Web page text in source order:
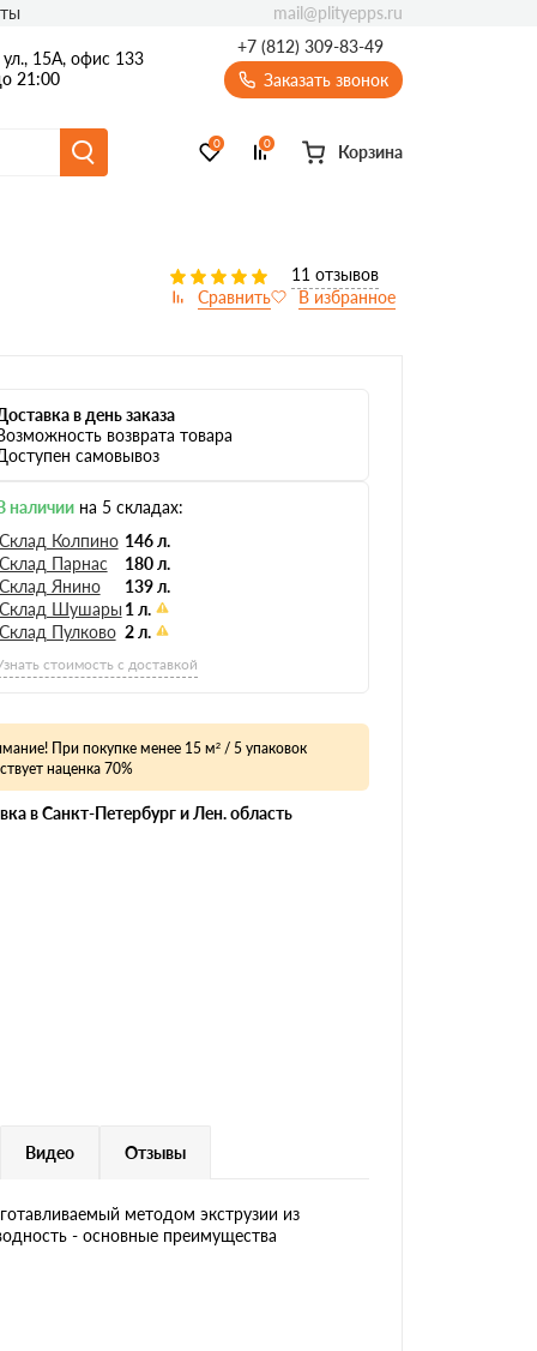
15А, офис 133
21:00
+7 (812) 309-83-49
Заказать звонок
0 0 Корзина
mail@plityepps.ru
11 отзывов
в день заказа
возврата товара
самовывоз
наличиина 5 складах:
Колпино 146 л.
Парнас
180 л.
Янино
139 л.
Шушары 1 л.
Пулково 2 л.
стоимость с доставкой
При покупке менее 15 м² / 5 упаковок
наценка 70%
в Санкт-Петербург и Лен. область
Видео Отзывы
методом экструзии из
- основные преимущества